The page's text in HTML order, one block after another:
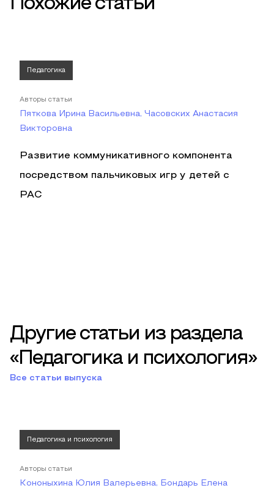
Похожие статьи
Педагогика
Авторы статьи
Пяткова Ирина Васильевна, Часовских Анастасия
Викторовна
Развитие коммуникативного компонента
посредством пальчиковых игр у детей с
РАС
Другие статьи из раздела
«Педагогика и психология»
Все статьи выпуска
Педагогика и психология
Авторы статьи
Кононыхина Юлия Валерьевна, Бондарь Елена